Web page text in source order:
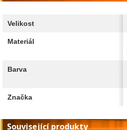
Velikost
Materiál
Barva
Značka
Související produkty